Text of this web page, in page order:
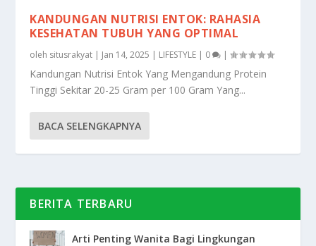
KANDUNGAN NUTRISI ENTOK: RAHASIA
KESEHATAN TUBUH YANG OPTIMAL
oleh situsrakyat | Jan 14, 2025 | LIFESTYLE | 0 |
Kandungan Nutrisi Entok Yang Mengandung Protein
Tinggi Sekitar 20-25 Gram per 100 Gram Yang...
BACA SELENGKAPNYA
BERITA TERBARU
Arti Penting Wanita Bagi Lingkungan